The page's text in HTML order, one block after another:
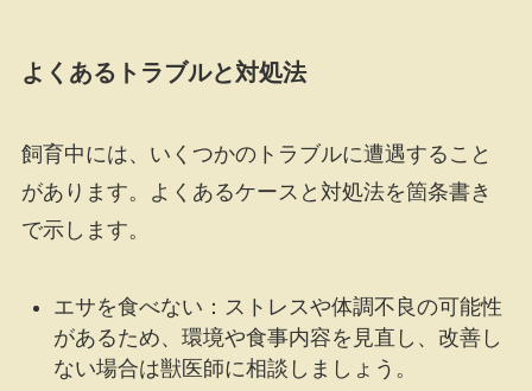
よくあるトラブルと対処法
飼育中には、いくつかのトラブルに遭遇すること
があります。よくあるケースと対処法を箇条書き
で示します。
エサを食べない：ストレスや体調不良の可能性
があるため、環境や食事内容を見直し、改善し
ない場合は獣医師に相談しましょう。